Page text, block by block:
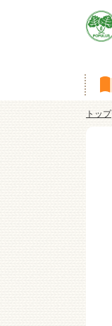
トップ